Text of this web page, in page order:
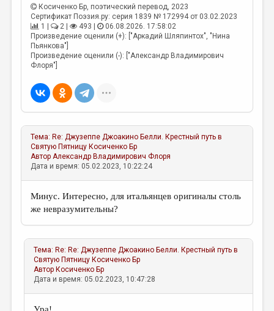
Косиченко Бр , поэтический перевод, 2023
Сертификат Поэзия.ру: серия 1839 № 172994 от 03.02.2023
1 |
2 | 493 |
06.08.2026. 17:58:02
Произведение оценили (+): ["Аркадий Шляпинтох", "Нина
Пьянкова"]
Произведение оценили (-): ["Александр Владимирович
Флоря"]
Тема:Re: Джузеппе Джоакино Белли. Крестный путь в
Святую Пятницу Косиченко Бр
Автор Александр Владимирович Флоря
Дата и время: 05.02.2023, 10:22:24
Минус. Интересно, для итальянцев оригиналы столь
же невразумительны?
Тема:Re: Re: Джузеппе Джоакино Белли. Крестный путь в
Святую Пятницу Косиченко Бр
АвторКосиченко Бр
Дата и время: 05.02.2023, 10:47:28
Ура!